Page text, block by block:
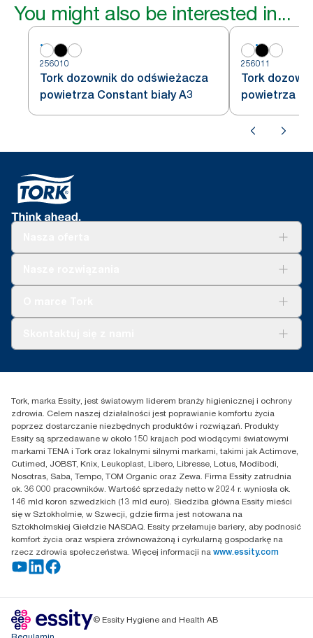
You might also be interested in...
256010
Tork dozownik do odświeżacza
powietrza Constant biały A3
256011
Tork
powietrza
Reklamacja produktu
Przedstawiciele handlowi
Puławska 180
02-670 Warszawa
Polska
Tork, marka Essity, jest światowym liderem branży higienicznej i ochrony
zdrowia. Celem naszej działalności jest poprawianie komfortu życia
poprzez dostarczanie niezbędnych produktów i rozwiązań. Produkty
Essity są sprzedawane w około 150 krajach pod wiodącymi światowymi
markami TENA i Tork oraz lokalnymi silnymi markami, takimi jak Actimove,
Cutimed, JOBST, Knix, Leukoplast, Libero, Libresse, Lotus, Modibodi,
Nosotras, Saba, Tempo, TOM Organic oraz Zewa. Firma Essity zatrudnia
ok. 36 000 pracowników. Wartość sprzedaży netto w 2024 r. wyniosła ok.
146 mld koron szwedzkich (13 mld euro). Siedziba główna Essity mieści
się w Sztokholmie, w Szwecji, gdzie firma jest notowana na
Sztokholmskiej Giełdzie NASDAQ. Essity przełamuje bariery, aby podnosić
komfort życia oraz wspiera zrównoważoną i cyrkularną gospodarkę na
rzecz zdrowia społeczeństwa. Więcej informacji na www.essity.com
© Essity Hygiene and Health AB